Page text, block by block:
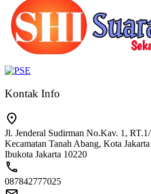
Kontak Info
Jl. Jenderal Sudirman No.Kav. 1,
Kecamatan Tanah Abang, Kota
Ibukota Jakarta 10220
087842777025